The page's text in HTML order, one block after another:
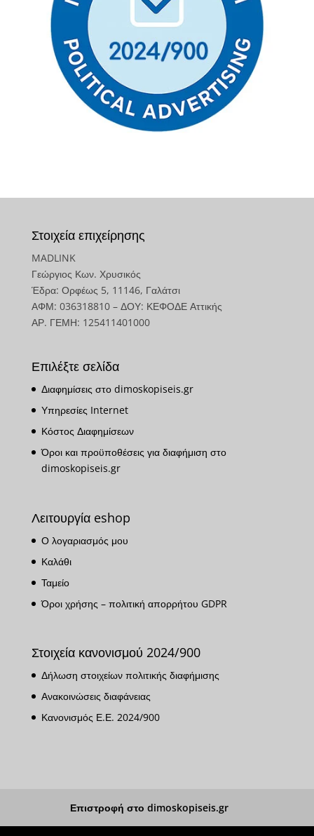
Στοιχεία επιχείρησης
MADLINK
Γεώργιος Κων. Χρυσικός
Έδρα: Ορφέως 5, 11146, Γαλάτσι
ΑΦΜ: 036318810 – ΔΟΥ: ΚΕΦΟΔΕ Αττικής
ΑΡ. ΓΕΜΗ: 125411401000
Επιλέξτε σελίδα
Διαφημίσεις στο dimoskopiseis.gr
Υπηρεσίες Internet
Κόστος Διαφημίσεων
Όροι και προϋποθέσεις για διαφήμιση στο
dimoskopiseis.gr
Λειτουργία eshop
Ο λογαριασμός μου
Καλάθι
Ταμείο
Όροι χρήσης – πολιτική απορρήτου GDPR
Στοιχεία κανονισμού 2024/900
Δήλωση στοιχείων πολιτικής διαφήμισης
Ανακοινώσεις διαφάνειας
Κανονισμός Ε.Ε. 2024/900
Επιστροφή στο dimoskopiseis.gr